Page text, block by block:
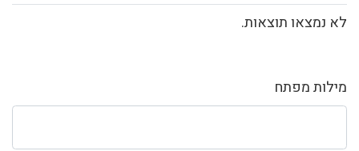
מילות מפתח
לא נמצאו תוצאות.